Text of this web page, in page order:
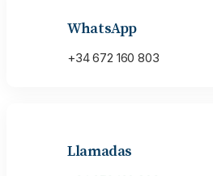
WhatsApp
+34 672 160 803
Llamadas